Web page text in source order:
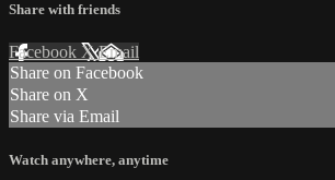
Share with friends
Facebook XEmail
Share on Facebook
Share on X
Share via Email
Watch anywhere, anytime